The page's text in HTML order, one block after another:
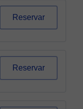
Reservar
Reservar